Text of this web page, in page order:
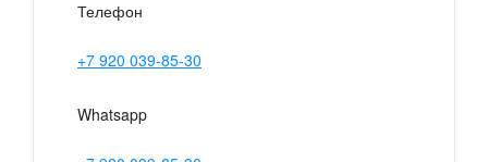
Телефон
+7 920 039-85-30
Whatsapp